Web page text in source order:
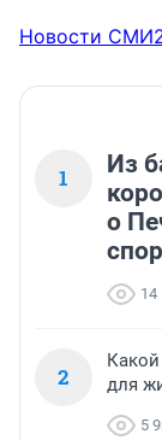
Новости
1
Из
о
14
2
для
5